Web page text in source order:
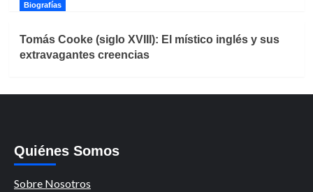
Biografías
Tomás Cooke (siglo XVIII): El místico inglés y sus
extravagantes creencias
Quiénes Somos
Sobre Nosotros